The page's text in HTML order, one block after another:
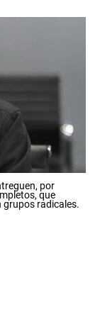
por
que
radicales.